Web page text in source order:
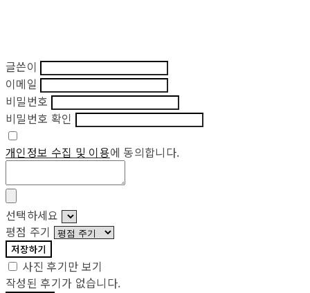
글쓴이
이메일
비밀번호
비밀번호 확인
개인정보 수집 및 이용에 동의합니다.
선택하세요
평점 주기
저장하기
사진 후기만 보기
작성된 후기가 없습니다.